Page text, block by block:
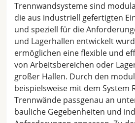
Trennwandsysteme sind
die aus industriell gefertigten
und speziell für die
und Lagerhallen entwickelt
ermöglichen eine flexible und
von Arbeitsbereichen oder
großer Hallen. Durch den
beispielsweise mit dem System
Trennwände passgenau an
bauliche Gegebenheiten und